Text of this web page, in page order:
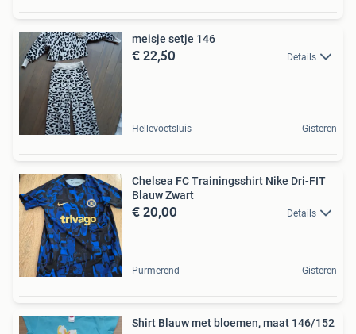
meisje setje 146
€ 22,50 Details
Hellevoetsluis Gisteren
Chelsea FC Trainingsshirt Nike Dri-FIT
Blauw Zwart
€ 20,00 Details
Purmerend Gisteren
Shirt Blauw met bloemen, maat 146/152